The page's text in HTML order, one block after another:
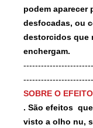
podem aparecer
desfocadas, ou
destorcidos que
enchergam.
SOBRE O
. São efeitos
visto a olho nu,